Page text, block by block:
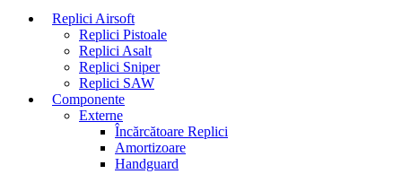
Replici Airsoft
Replici Pistoale
Replici Asalt
Replici Sniper
Replici SAW
Componente
Externe
Încărcătoare Replici
Amortizoare
Handguard